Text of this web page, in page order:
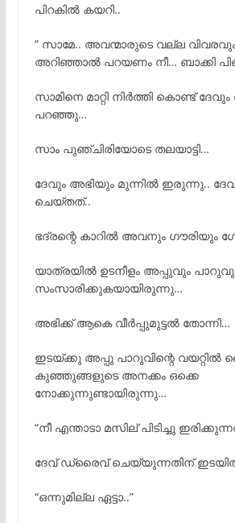
പിറകില്കയറി..
” സാമേ.. അവന്മാരുടെ വല്ല
അറിഞ്ഞാല്പറയണം നീ… ബാക്കി
സാമിനെ മാറ്റി നിർത്തി കൊണ്ട്‌
പറഞ്ഞു…
സാം പുഞ്ചിരിയോടെ തലയാട്ടി…
ദേവും അഭിയും മുന്നില്ഇരുന്നു..
ചെയ്തത്..
ഭദ്രന്റെ കാറിൽ അവനും ഗൗരിയും
യാത്രയില്ഉടനീളം അപ്പുവും
സംസാരിക്കുകയായിരുന്നു…
അഭിക്ക് ആകെ വീർപ്പുമുട്ടൽ തോന്നി…
ഇടയ്ക്കു അപ്പു പാറുവിന്റെ വയറ്റിൽ
കുഞ്ഞുങ്ങളുടെ അനക്കം ഒക്കെ
നോക്കുന്നുണ്ടായിരുന്നു…
“നീ എന്താടാ മസില് പിടിച്ചു
ദേവ് ഡ്രൈവ് ചെയ്യുന്നതിന്
“ഒന്നുമില്ല ഏട്ടാ..”